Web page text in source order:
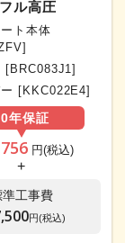
ル高圧
ト本体
[BRC083J1]
[KKC022E4]
年保証
円(税込)
+
準工事費
円(税込)